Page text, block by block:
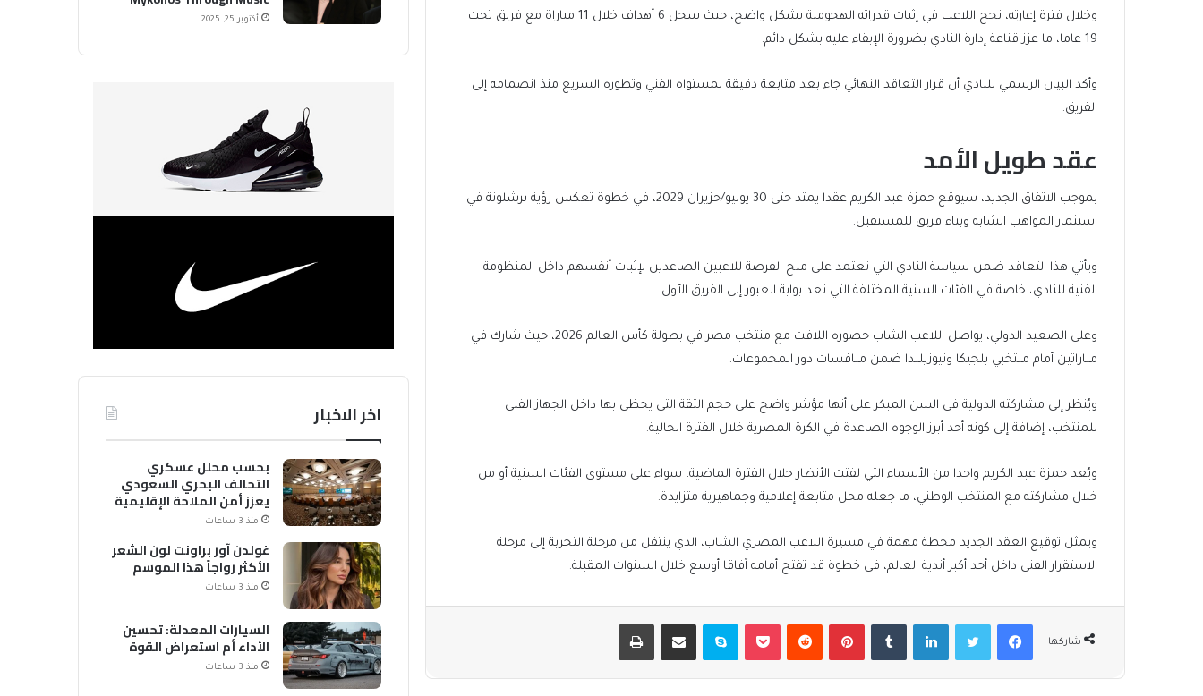
وخلال فترة إعارته، نجح اللاعب في إثبات قدراته الهجومية بشكل واضح، حيث سجل 6 أهداف خلال 11 مباراة مع فريق تحت
19 عاما، ما عزز قناعة إدارة النادي بضرورة الإبقاء عليه بشكل دائم.
وأكد البيان الرسمي للنادي أن قرار التعاقد النهائي جاء بعد متابعة دقيقة لمستواه الفني وتطوره السريع منذ انضمامه إلى
الفريق.
عقد طويل الأمد
بموجب الاتفاق الجديد، سيوقع حمزة عبد الكريم عقدا يمتد حتى 30 يونيو/حزيران 2029، في خطوة تعكس رؤية برشلونة في
استثمار المواهب الشابة وبناء فريق للمستقبل.
ويأتي هذا التعاقد ضمن سياسة النادي التي تعتمد على منح الفرصة للاعبين الصاعدين لإثبات أنفسهم داخل المنظومة
الفنية للنادي، خاصة في الفئات السنية المختلفة التي تعد بوابة العبور إلى الفريق الأول.
وعلى الصعيد الدولي، يواصل اللاعب الشاب حضوره اللافت مع منتخب مصر في بطولة كأس العالم 2026، حيث شارك في
مباراتين أمام منتخبي بلجيكا ونيوزيلندا ضمن منافسات دور المجموعات.
ويُنظر إلى مشاركته الدولية في السن المبكر على أنها مؤشر واضح على حجم الثقة التي يحظى بها داخل الجهاز الفني
للمنتخب، إضافة إلى كونه أحد أبرز الوجوه الصاعدة في الكرة المصرية خلال الفترة الحالية.
ويُعد حمزة عبد الكريم واحدا من الأسماء التي لفتت الأنظار خلال الفترة الماضية، سواء على مستوى الفئات السنية أو من
خلال مشاركته مع المنتخب الوطني، ما جعله محل متابعة إعلامية وجماهيرية متزايدة.
ويمثل توقيع العقد الجديد محطة مهمة في مسيرة اللاعب المصري الشاب، الذي ينتقل من مرحلة التجربة إلى مرحلة
الاستقرار الفني داخل أحد أكبر أندية العالم، في خطوة قد تفتح أمامه آفاقا أوسع خلال السنوات المقبلة.
شاركها
فيسبوكتويتر لينكدإن بينتيريست بوكيت سكايب مشاركة عبر البريد طباعة
أكتوبر 25, 2025
اخر الاخبار
بحسب محلل عسكري
التحالف البحري السعودي
يعزز أمن الملاحة الإقليمية
والدولية
منذ 3 ساعات
غولدن آور براونت لون الشعر
الأكثر رواجاً هذا الموسم
منذ 3 ساعات
السيارات المعدلة: تحسين
الأداء أم استعراض القوة
منذ 3 ساعات